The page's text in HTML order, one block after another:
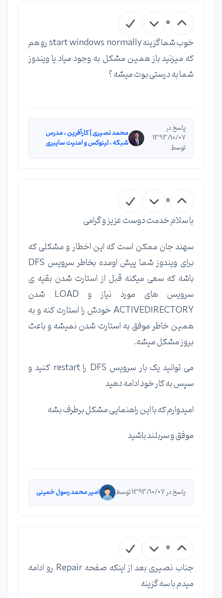
0
خوب شما گزینه start windows normally رو هم
که میزنید باز همین مشکل به وجود میاد یا ویندوز
شما به درستی بوت میشه ؟
پاسخ در
1393/10/07
توسط
محمد نصیری | کارآفرین ، مدرس
شبکه ، لینوکس و امنیت سایبری
0
با سلام خدمت دوست عزیز و گرامی
سهند جان ممکن است که این اخطار و مشکلی که
برای ویندوز شما پیش اومده بخاطر سرویس DFS
باشه که سعی میکنه قبل از استارت شدن بقیه ی
سرویس های مورد نیاز و LOAD شدن
ACTIVEDIRECTORY خودش را استارت کنه و به
همین خاطر موفق به استارت شدن نمیشه و باعث
بروز مشکل میشه.
می توانید یک بار سرویس DFS را restart کنید و
سپس به کار خود ادامه دهید
امیدوارم که با این راهنمایی مشکل برطرف بشه
موفق و سربلند باشید
پاسخ در 1393/10/07 توسط امیر محمد رسول خمینی
0
جناب نصیری بعد از اینکه صفحه Repair رو ادامه
میدم با سه گزینه